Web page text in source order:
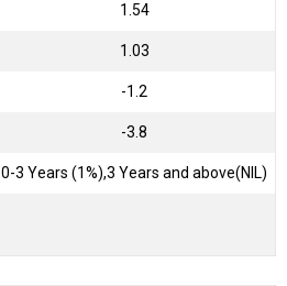
1.54
1.03
-1.2
-3.8
0-3 Years (1%),3 Years and above(NIL)